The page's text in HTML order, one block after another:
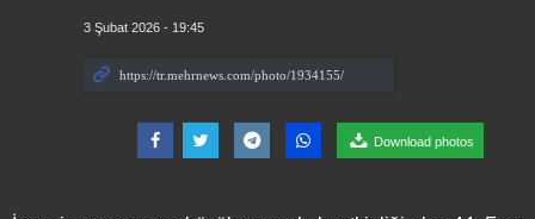
3 Şubat 2026 - 19:45
Download photos